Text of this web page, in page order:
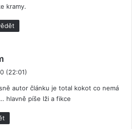
kramy.
s
a
l
:
(22:01)
autor článku je total kokot co nemá
hlavně píše lži a fikce